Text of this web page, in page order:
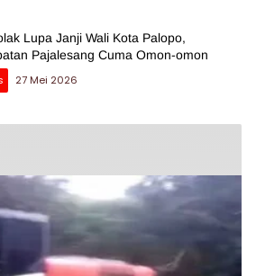
Lupa Janji Wali Kota Palopo,
Pajalesang Cuma Omon-omon
27 Mei 2026